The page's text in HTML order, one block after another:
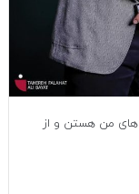
مندی های من هستن و از